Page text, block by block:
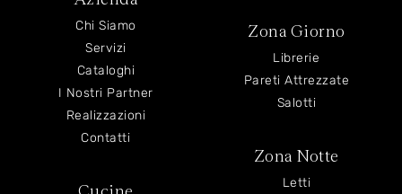
Chi Siamo
Servizi
Cataloghi
I Nostri Partner
Realizzazioni
Contatti
Zona Giorno
Librerie
Pareti Attrezzate
Salotti
Zona Notte
Letti